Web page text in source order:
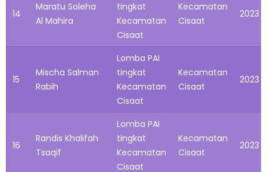
14
Maratu Soleha
Al Mahira
tingkat
Kecamatan
Cisaat
Kecamatan
Cisaat
2023
15
Mischa Salman
Rabih
Lomba PAI
tingkat
Kecamatan
Cisaat
Kecamatan
Cisaat
2023
16
Randis Khalifah
Tsaqif
Lomba PAI
tingkat
Kecamatan
Cisaat
Kecamatan
Cisaat
2023